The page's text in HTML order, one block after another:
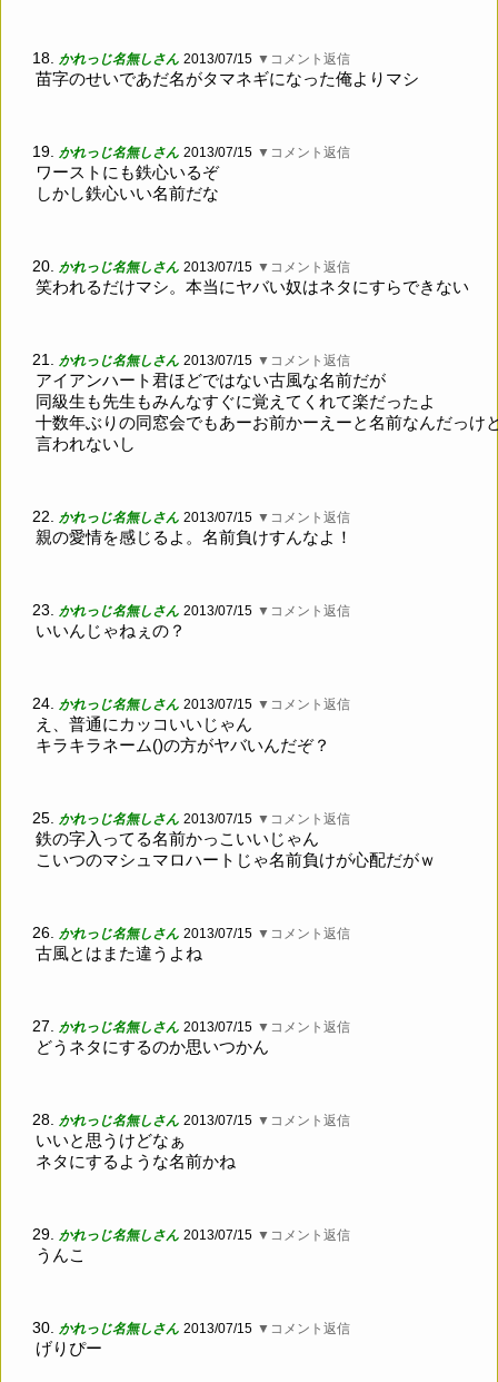
18. かれっじ名無しさん 2013/07/15 ▼コメント返信
苗字のせいであだ名がタマネギになった俺よりマシ
19. かれっじ名無しさん 2013/07/15 ▼コメント返信
ワーストにも鉄心いるぞ
しかし鉄心いい名前だな
20. かれっじ名無しさん 2013/07/15 ▼コメント返信
笑われるだけマシ。本当にヤバい奴はネタにすらできない
21. かれっじ名無しさん 2013/07/15 ▼コメント返信
アイアンハート君ほどではない古風な名前だが
同級生も先生もみんなすぐに覚えてくれて楽だったよ
十数年ぶりの同窓会でもあーお前かーえーと名前なんだっけ
言われないし
22. かれっじ名無しさん 2013/07/15 ▼コメント返信
親の愛情を感じるよ。名前負けすんなよ！
23. かれっじ名無しさん 2013/07/15 ▼コメント返信
いいんじゃねぇの？
24. かれっじ名無しさん 2013/07/15 ▼コメント返信
え、普通にカッコいいじゃん
キラキラネーム()の方がヤバいんだぞ？
25. かれっじ名無しさん 2013/07/15 ▼コメント返信
鉄の字入ってる名前かっこいいじゃん
こいつのマシュマロハートじゃ名前負けが心配だがｗ
26. かれっじ名無しさん 2013/07/15 ▼コメント返信
古風とはまた違うよね
27. かれっじ名無しさん 2013/07/15 ▼コメント返信
どうネタにするのか思いつかん
28. かれっじ名無しさん 2013/07/15 ▼コメント返信
いいと思うけどなぁ
ネタにするような名前かね
29. かれっじ名無しさん 2013/07/15 ▼コメント返信
うんこ
30. かれっじ名無しさん 2013/07/15 ▼コメント返信
げりぴー